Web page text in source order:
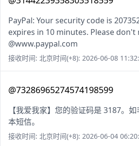
PayPal: Your security code is
expires in 10 minutes. Please don't
@www.paypal.com
接收时间: 北京时间(+8): 2026-06-08
@73286965274574198599
【我爱我家】您的验证码是 3187。
本短信。
接收时间: 北京时间(+8): 2026-06-04